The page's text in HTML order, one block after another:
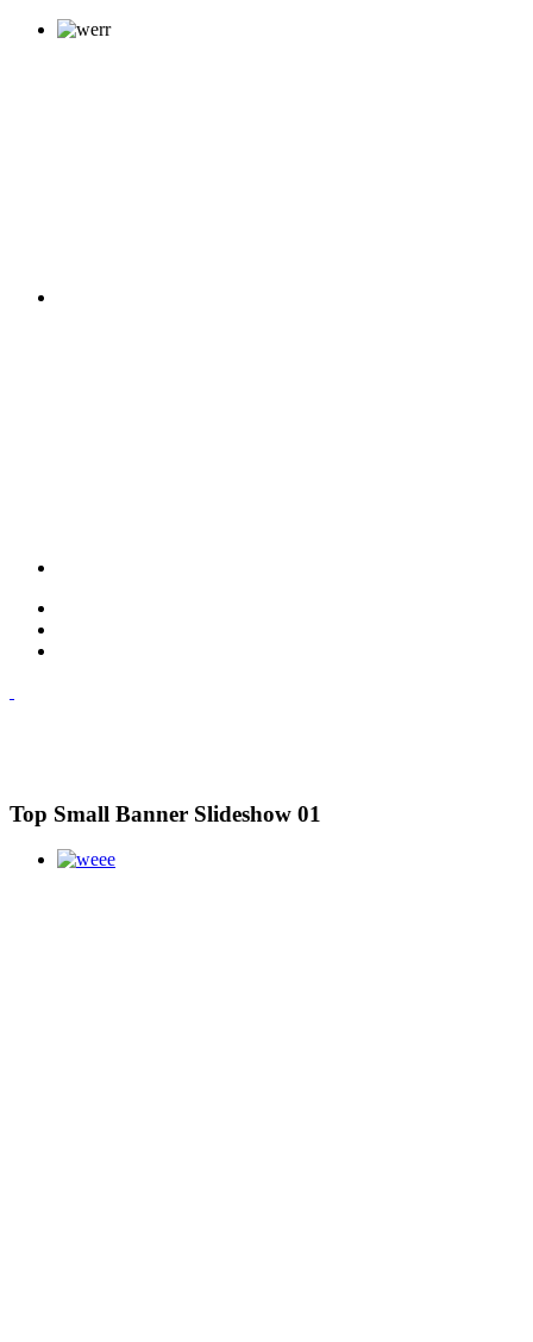
Top Small Banner Slideshow 01